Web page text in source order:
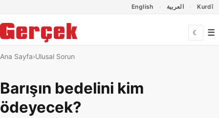
English العربية Kurdî
☾ ☰
Ana Sayfa Ulusal Sorun
Barışın bedelini kim
ödeyecek?